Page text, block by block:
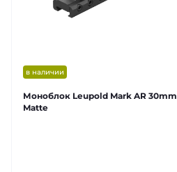
в наличии
Моноблок Leupold Mark AR 30mm
Matte